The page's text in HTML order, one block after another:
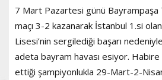
7 Mart Pazartesi günü Bayrampaşa
maçı 3-2 kazanarak İstanbul 1.si
Lisesi’nin sergilediği başarı
adeta bayram havası esiyor. Habire
ettiği şampiyonlukla 29-Mart-2-